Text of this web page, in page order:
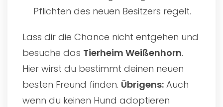
Pflichten des neuen Besitzers regelt.
Lass dir die Chance nicht entgehen und
besuche das Tierheim Weißenhorn.
Hier wirst du bestimmt deinen neuen
besten Freund finden. Übrigens: Auch
wenn du keinen Hund adoptieren